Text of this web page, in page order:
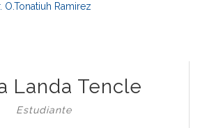
Ramirez
Landa Tencle
Estudiante